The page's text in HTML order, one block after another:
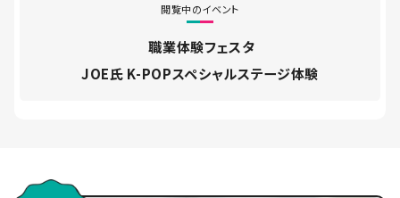
閲覧中のイベント
職業体験フェスタ
JOE氏 K-POPスペシャルステージ体験